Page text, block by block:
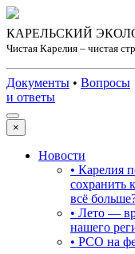
КАРЕЛЬСКИЙ
Чистая Карелия – чистая
Документы • Вопросы
и ответы
×
Новости
• Карелия
сохранить
всё
• Лето —
нашего
• РСО на